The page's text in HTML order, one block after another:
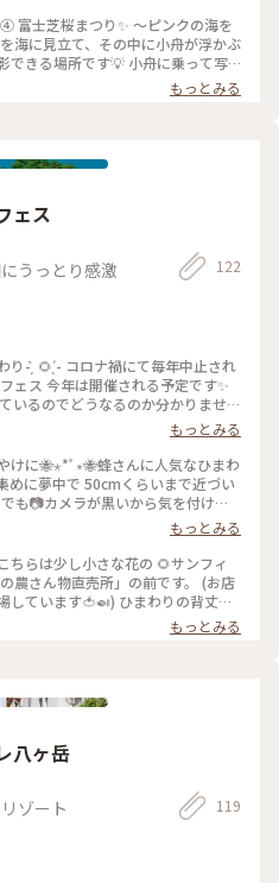
を
所です💡 小舟に乗って写
辺りは、満開までもう少しかなー
もっとみる
ェス
うっとり感激 122
毎年中止され
ェス 今年は開催される予定です✨
いるのでどうなるのか分かりませ
まわりは順調に育成中でした🎶 ラ
したが 見頃も終盤💦 霞んではいま
の村、反対側にあ
フェス前なので無料で駐車場が使
協力金：車1台500円、バス1台
花状況は⬇こちらにてご確認下さい
野のひまわ
ンフラワー #サンフラワーフェス #
ト #富士山 #Myことりっぷ #アート
ってきました😆
もっとみる
も📷カメラが黒いから気を付けな
フェス」に公式スポンサーとして
ディングの窓口として、唯一結婚
は、ウエディング用の写真撮影が出
。 なので、一般人は畑の中へは入れ
もっとみる
農さん物直売所」の前です。 (お店
🍅🍛) ひまわりの背丈も
おもいおもいで写真を撮られてい
#ヒマワリ #サンフィニティー #夏
もっとみる
八ヶ岳
ゾート 119